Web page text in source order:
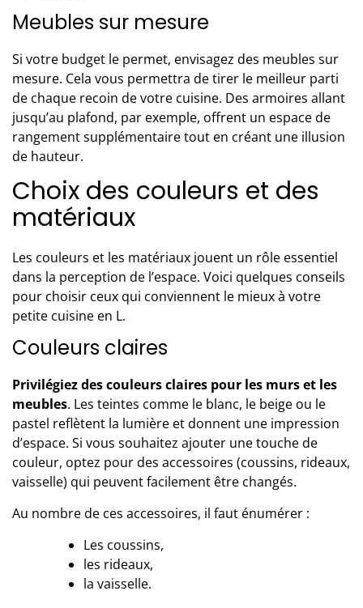
Meubles sur mesure
Si votre budget le permet, envisagez des meubles sur
mesure. Cela vous permettra de tirer le meilleur parti
de chaque recoin de votre cuisine. Des armoires allant
jusqu’au plafond, par exemple, offrent un espace de
rangement supplémentaire tout en créant une illusion
de hauteur.
Choix des couleurs et des
matériaux
Les couleurs et les matériaux jouent un rôle essentiel
dans la perception de l’espace. Voici quelques conseils
pour choisir ceux qui conviennent le mieux à votre
petite cuisine en L.
Couleurs claires
Privilégiez des couleurs claires pour les murs et les
meubles. Les teintes comme le blanc, le beige ou le
pastel reflètent la lumière et donnent une impression
d’espace. Si vous souhaitez ajouter une touche de
couleur, optez pour des accessoires (coussins, rideaux,
vaisselle) qui peuvent facilement être changés.
Au nombre de ces accessoires, il faut énumérer :
Les coussins,
les rideaux,
la vaisselle.